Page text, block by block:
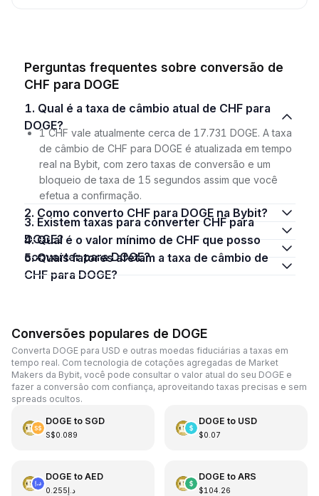
Perguntas frequentes sobre conversão de
CHF para DOGE
1. Qual é a taxa de câmbio atual de CHF para
DOGE?
1 CHF vale atualmente cerca de 17.731 DOGE. A taxa
de câmbio de CHF para DOGE é atualizada em tempo
real na Bybit, com zero taxas de conversão e um
bloqueio de taxa de 15 segundos assim que você
efetua a confirmação.
2. Como converto CHF para DOGE na Bybit?
3. Existem taxas para converter CHF para
DOGE?
4. Qual é o valor mínimo de CHF que posso
converter para DOGE?
5. Quais fatores afetam a taxa de câmbio de
CHF para DOGE?
Conversões populares de DOGE
Converta DOGE para USD e outras moedas fiduciárias a taxas em
tempo real. Com tecnologia de cotações agregadas de Market
Makers da Bybit, você pode consultar o valor atual do seu DOGE e
fazer a conversão com confiança, aproveitando taxas precisas e sem
spreads ocultos.
DOGE to SGD
S$0.089
DOGE to USD
$0.07
DOGE to AED
د.إ0.255
DOGE to ARS
$104.26